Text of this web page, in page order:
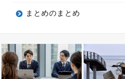
まとめのまとめ